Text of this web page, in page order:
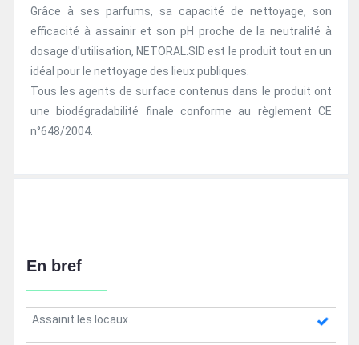
Grâce à ses parfums, sa capacité de nettoyage, son
efficacité à assainir et son pH proche de la neutralité à
dosage d'utilisation, NETORAL.SID est le produit tout en un
idéal pour le nettoyage des lieux publiques.
Tous les agents de surface contenus dans le produit ont
une biodégradabilité finale conforme au règlement CE
n°648/2004.
En bref
Assainit les locaux.